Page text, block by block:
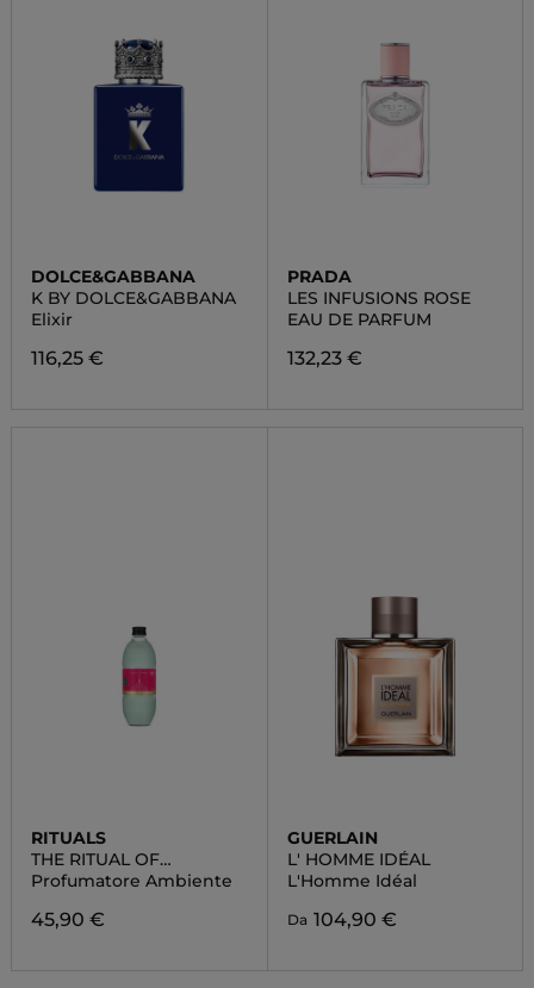
DOLCE&GABBANA
K BY DOLCE&GABBANA
Elixir
116,25 €
PRADA
LES INFUSIONS ROSE
EAU DE PARFUM
132,23 €
RITUALS
THE RITUAL OF
AYURVEDA FRAGRANCE
STICKS
Profumatore Ambiente
45,90 €
GUERLAIN
L' HOMME IDÉAL
L'Homme Idéal
Da 104,90 €